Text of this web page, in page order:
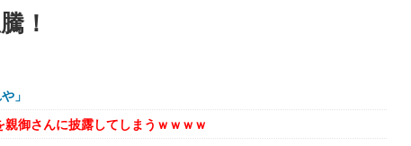
！
」
御さんに披露してしまうｗｗｗｗ